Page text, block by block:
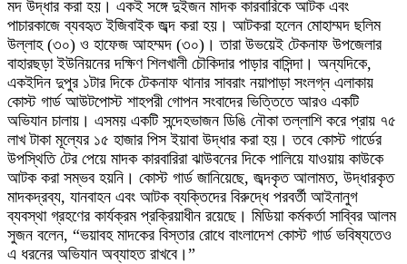
মদ উদ্ধার করা হয়। একই সঙ্গে দুইজন মাদক কারবারিকে আটক এবং
পাচারকাজে ব্যবহৃত ইজিবাইক জব্দ করা হয়। আটকরা হলেন মোহাম্মদ ছলিম
উল্লাহ (৩০) ও হাফেজ আহম্মদ (৩০)। তারা উভয়েই টেকনাফ উপজেলার
বাহারছড়া ইউনিয়নের দক্ষিণ শিলখালী চৌকিদার পাড়ার বাসিন্দা। অন্যদিকে,
একইদিন দুপুর ১টার দিকে টেকনাফ থানার সাবরাং নয়াপাড়া সংলগ্ন এলাকায়
কোস্ট গার্ড আউটপোস্ট শাহপরী গোপন সংবাদের ভিত্তিতে আরও একটি
অভিযান চালায়। এসময় একটি সন্দেহভাজন ডিঙি নৌকা তল্লাশি করে প্রায় ৭৫
লাখ টাকা মূল্যের ১৫ হাজার পিস ইয়াবা উদ্ধার করা হয়। তবে কোস্ট গার্ডের
উপস্থিতি টের পেয়ে মাদক কারবারিরা ঝাউবনের দিকে পালিয়ে যাওয়ায় কাউকে
আটক করা সম্ভব হয়নি। কোস্ট গার্ড জানিয়েছে, জব্দকৃত আলামত, উদ্ধারকৃত
মাদকদ্রব্য, যানবাহন এবং আটক ব্যক্তিদের বিরুদ্ধে পরবর্তী আইনানুগ
ব্যবস্থা গ্রহণের কার্যক্রম প্রক্রিয়াধীন রয়েছে। মিডিয়া কর্মকর্তা সাব্বির আলম
সুজন বলেন, “ভয়াবহ মাদকের বিস্তার রোধে বাংলাদেশ কোস্ট গার্ড ভবিষ্যতেও
এ ধরনের অভিযান অব্যাহত রাখবে।”